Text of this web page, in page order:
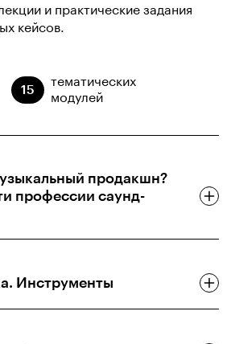
и практические задания
кейсов.
15
тематических
модулей
продакшн?
профессии саунд-
Инструменты